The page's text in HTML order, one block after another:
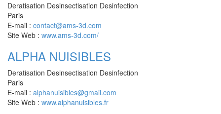
Deratisation Desinsectisation Desinfection
Paris
E-mail : contact@ams-3d.com
Site Web : www.ams-3d.com/
ALPHA NUISIBLES
Deratisation Desinsectisation Desinfection
Paris
E-mail : alphanuisibles@gmail.com
Site Web : www.alphanuisibles.fr